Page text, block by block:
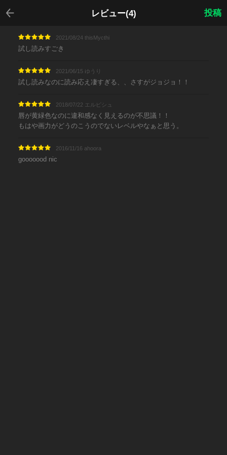
レビュー(4)
戻る
投稿
2021/08/24 thisMycthi
試し読みすごき
2021/06/15 ゆうり
試し読みなのに読み応え凄すぎる、、さすがジョジョ！！
2018/07/22 エルピシュ
唇が黄緑色なのに違和感なく見えるのが不思議！！
もはや画力がどうのこうのでないレベルやなぁと思う。
2016/11/16 ahoora
gooooood nic